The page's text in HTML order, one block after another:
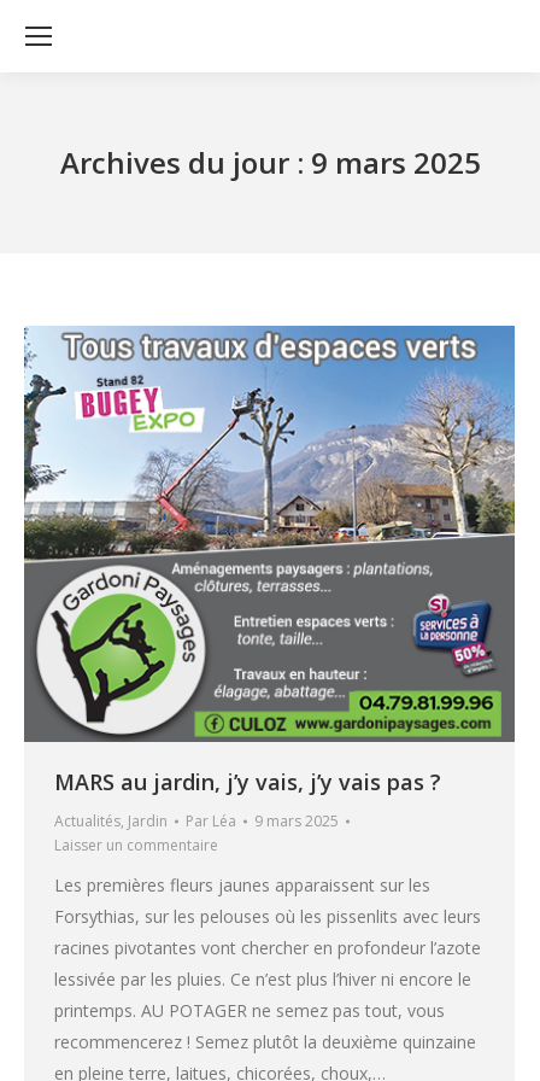
Archives du jour : 9 mars 2025
MARS au jardin, j’y vais, j’y vais pas ?
Actualités, Jardin Par Léa
9 mars 2025
Laisser un commentaire
Les premières fleurs jaunes apparaissent sur les
Forsythias, sur les pelouses où les pissenlits avec leurs
racines pivotantes vont chercher en profondeur l’azote
lessivée par les pluies. Ce n’est plus l’hiver ni encore le
printemps. AU POTAGER ne semez pas tout, vous
recommencerez ! Semez plutôt la deuxième quinzaine
en pleine terre, laitues, chicorées, choux,…